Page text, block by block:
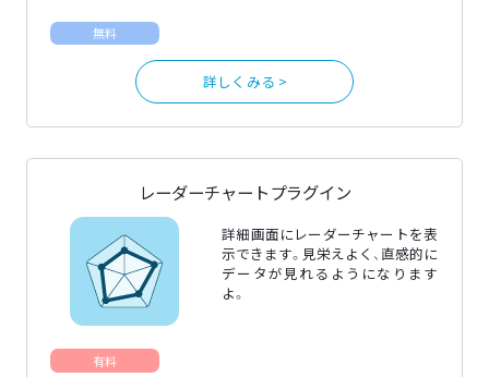
無料
詳しくみる >
レーダーチャートプラグイン
詳細画面にレーダーチャートを表
示できます。見栄えよく、直感的に
データが見れるようになります
よ。
有料